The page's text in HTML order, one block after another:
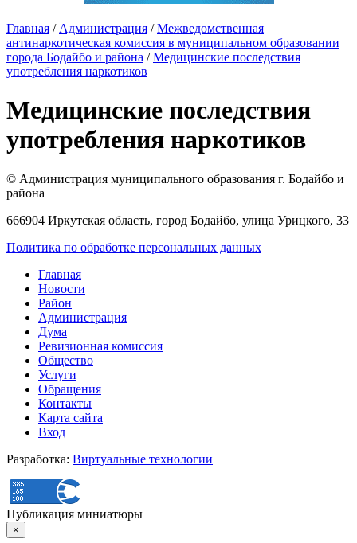
Главная / Администрация / Межведомственная
антинаркотическая комиссия в муниципальном образовании
города Бодайбо и района / Медицинские последствия
употребления наркотиков
Медицинские последствия
употребления наркотиков
© Администрация муниципального образования г. Бодайбо и
района
666904 Иркутская область, город Бодайбо, улица Урицкого, 33
Политика по обработке персональных данных
Главная
Новости
Район
Администрация
Дума
Ревизионная комиссия
Общество
Услуги
Обращения
Контакты
Карта сайта
Вход
Разработка: Виртуальные технологии
Публикация миниатюры
×